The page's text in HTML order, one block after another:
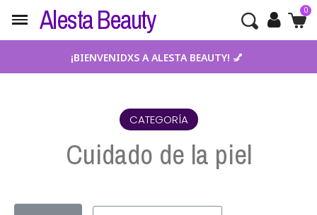
Alesta Beauty
¡BIENVENIDXS A ALESTA BEAUTY! 💅
CATEGORÍA
Cuidado de la piel